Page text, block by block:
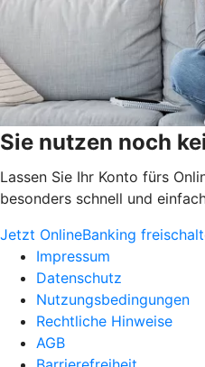
Sie nutzen noch
Lassen Sie Ihr Konto fürs
besonders schnell und
Jetzt OnlineBanking
Impressum
Datenschutz
Nutzungsbedingungen
Rechtliche Hinweise
AGB